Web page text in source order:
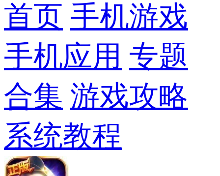
首页 手机游戏
手机应用 专题
合集 游戏攻略
系统教程